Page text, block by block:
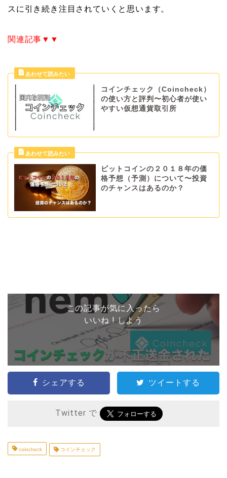
スに引き続き注目されていくと思います。
関連記事▼▼
コインチェック（Coincheck）
の使い方と評判〜初心者が使い
やすい仮想通貨取引所
ビットコインの２０１８年の価
格予想（予測）について〜投資
のチャンスはあるのか？
この記事が気に入ったら
いいね ! しよう
シェアする ツイートする
Twitter で
coincheck コインチェック